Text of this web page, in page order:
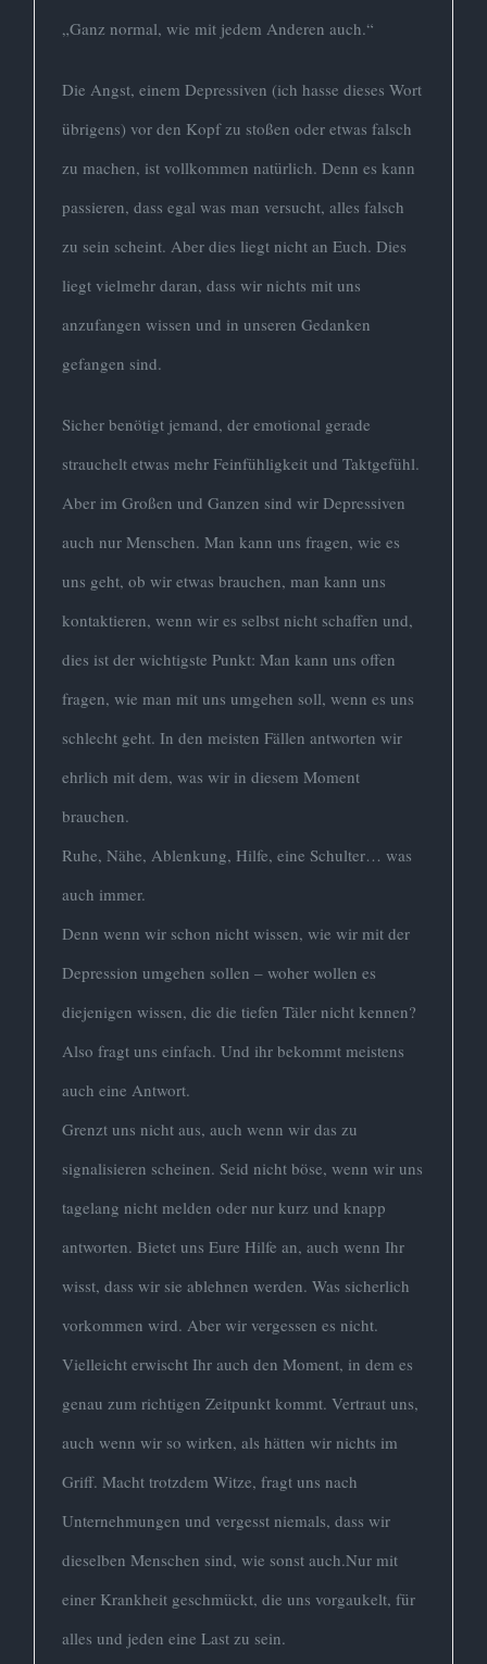
„Ganz normal, wie mit jedem Anderen auch.“
Die Angst, einem Depressiven (ich hasse dieses Wort
übrigens) vor den Kopf zu stoßen oder etwas falsch
zu machen, ist vollkommen natürlich. Denn es kann
passieren, dass egal was man versucht, alles falsch
zu sein scheint. Aber dies liegt nicht an Euch. Dies
liegt vielmehr daran, dass wir nichts mit uns
anzufangen wissen und in unseren Gedanken
gefangen sind.
Sicher benötigt jemand, der emotional gerade
strauchelt etwas mehr Feinfühligkeit und Taktgefühl.
Aber im Großen und Ganzen sind wir Depressiven
auch nur Menschen. Man kann uns fragen, wie es
uns geht, ob wir etwas brauchen, man kann uns
kontaktieren, wenn wir es selbst nicht schaffen und,
dies ist der wichtigste Punkt: Man kann uns offen
fragen, wie man mit uns umgehen soll, wenn es uns
schlecht geht. In den meisten Fällen antworten wir
ehrlich mit dem, was wir in diesem Moment
brauchen.
Ruhe, Nähe, Ablenkung, Hilfe, eine Schulter… was
auch immer.
Denn wenn wir schon nicht wissen, wie wir mit der
Depression umgehen sollen – woher wollen es
diejenigen wissen, die die tiefen Täler nicht kennen?
Also fragt uns einfach. Und ihr bekommt meistens
auch eine Antwort.
Grenzt uns nicht aus, auch wenn wir das zu
signalisieren scheinen. Seid nicht böse, wenn wir uns
tagelang nicht melden oder nur kurz und knapp
antworten. Bietet uns Eure Hilfe an, auch wenn Ihr
wisst, dass wir sie ablehnen werden. Was sicherlich
vorkommen wird. Aber wir vergessen es nicht.
Vielleicht erwischt Ihr auch den Moment, in dem es
genau zum richtigen Zeitpunkt kommt. Vertraut uns,
auch wenn wir so wirken, als hätten wir nichts im
Griff. Macht trotzdem Witze, fragt uns nach
Unternehmungen und vergesst niemals, dass wir
dieselben Menschen sind, wie sonst auch.Nur mit
einer Krankheit geschmückt, die uns vorgaukelt, für
alles und jeden eine Last zu sein.